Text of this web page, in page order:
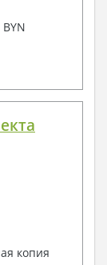
BYN
копия